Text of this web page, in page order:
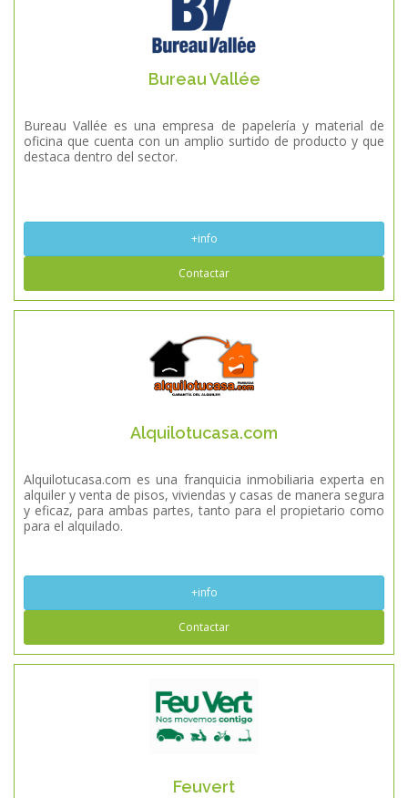
Bureau Vallée
Bureau Vallée es una empresa de papelería y material de
oficina que cuenta con un amplio surtido de producto y que
destaca dentro del sector.
+info
Contactar
Alquilotucasa.com
Alquilotucasa.com es una franquicia inmobiliaria experta en
alquiler y venta de pisos, viviendas y casas de manera segura
y eficaz, para ambas partes, tanto para el propietario como
para el alquilado.
+info
Contactar
Feuvert